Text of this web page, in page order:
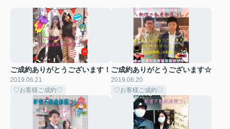
ご成約ありがとうございます！
2019.06.21
♡お客様ご成約♡
ご成約ありがとうございます☆
2019.06.20
♡お客様ご成約♡